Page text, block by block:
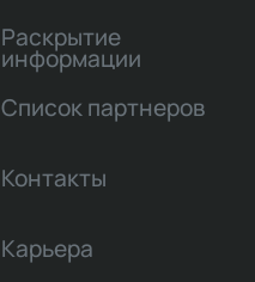
Раскрытие
информации
Список партнеров
Контакты
Карьера